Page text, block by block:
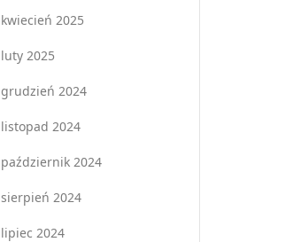
kwiecień 2025
luty 2025
grudzień 2024
listopad 2024
październik 2024
sierpień 2024
lipiec 2024